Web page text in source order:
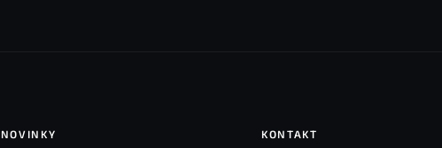
v
NOVINKY KONTAKT